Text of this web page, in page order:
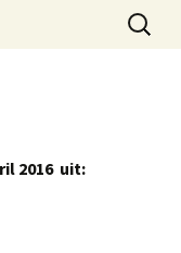
Zoeken
naar:
2016 uit: